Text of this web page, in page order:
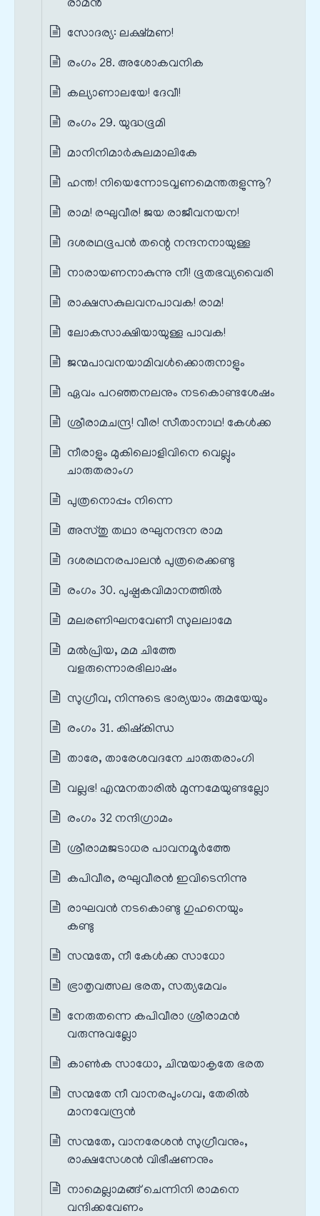
രാമൻ
സോദര്യ: ലക്ഷ്മണ!
രംഗം 28. അശോകവനിക
കല്യാണാലയേ! ദേവീ!
രംഗം 29. യുദ്ധഭൂമി
മാനിനിമാർകുലമാലികേ
ഹന്ത! നിയെന്നോടവ്വണമെന്തരുളുന്നൂ?
രാമ! രഘുവീര! ജയ രാജീവനയന!
ദശരഥഭൂപൻ തന്റെ നന്ദനനായുള്ള
നാരായണനാകുന്നു നീ! ഭൂതഭവ്യവൈരി
രാക്ഷസകുലവനപാവക! രാമ!
ലോകസാക്ഷിയായുള്ള പാവക!
ജന്മപാവനയാമിവൾക്കൊരുനാളും
ഏവം പറഞ്ഞനലനും നടകൊണ്ടശേഷം
ശ്രീരാമചന്ദ്ര! വീര! സീതാനാഥ! കേൾക്ക
നീരാളും മുകിലൊളിവിനെ വെല്ലും
ചാരുതരാംഗ
പുത്രനൊപ്പം നിന്നെ
അസ്തു തഥാ രഘുനന്ദന രാമ
ദശരഥനരപാലൻ പുത്രരെക്കണ്ടു
രംഗം 30. പുഷ്പകവിമാനത്തിൽ
മലരണിഘനവേണീ സുലലാമേ
മൽപ്രിയ, മമ ചിത്തേ
വളരുന്നൊരഭിലാഷം
സുഗ്രീവ, നിന്നുടെ ഭാര്യയാം രുമയേയും
രംഗം 31. കിഷ്കിന്ധ
താരേ, താരേശവദനേ ചാരുതരാംഗി
വല്ലഭ! എന്മനതാരിൽ മുന്നമേയുണ്ടല്ലോ
രംഗം 32 നന്ദിഗ്രാമം
ശ്രീരാമജടാധര പാവനമൂർത്തേ
കപിവീര, രഘുവീരൻ ഇവിടെനിന്നു
രാഘവൻ നടകൊണ്ടു ഗുഹനെയും
കണ്ടു
സന്മതേ, നീ കേൾക്ക സാധോ
ഭ്രാതൃവത്സല ഭരത, സത്യമേവം
നേരുതന്നെ കപിവീരാ ശ്രീരാമൻ
വരുന്നുവല്ലോ
കാൺക സാധോ, ചിന്മയാകൃതേ ഭരത
സന്മതേ നീ വാനരപുംഗവ, തേരിൽ
മാനവേന്ദ്രൻ
സന്മതേ, വാനരേശൻ സുഗ്രീവനും,
രാക്ഷസേശൻ വിഭീഷണനും
നാമെല്ലാമങ്ങ് ചെന്നിനി രാമനെ
വന്ദിക്കവേണം